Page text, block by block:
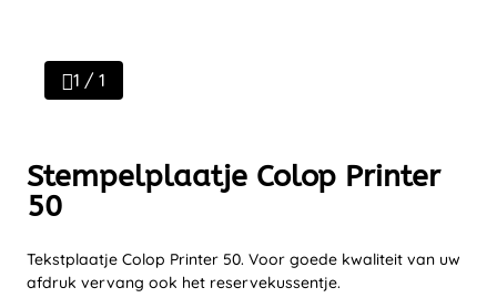
1 / 1
Stempelplaatje Colop Printer
50
Tekstplaatje Colop Printer 50. Voor goede kwaliteit van uw
afdruk vervang ook het reservekussentje.